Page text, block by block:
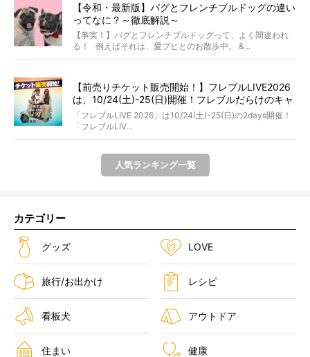
【令和・最新版】パグとフレンチブルドッグの違い
ってなに？～徹底解説～
【事実！】パグとフレンチブルドッグって、よく間違われ
る！ 例えばそれは、愛ブヒとのお散歩中。 &...
【前売りチケット販売開始！】フレブルLIVE2026
は、10/24(土)-25(日)開催！フレブルだらけのキャ
ンプ・前夜祭・バスプランも新登場!?
「フレブルLIVE 2026」は10/24(土)-25(日)の2days開催！
「フレブルLIV...
人気ランキング一覧
カテゴリー
グッズ LOVE
旅行/お出かけ レシピ
看板犬 アウトドア
住まい 健康